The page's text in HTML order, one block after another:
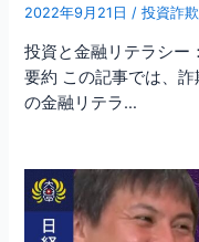
2022年9月21日 /投資詐欺
投資と金融リテラシー
要約 この記事では、
の金融リテラ…